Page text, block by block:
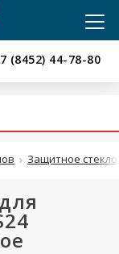
(8452) 44-78-80
Защитное стекло